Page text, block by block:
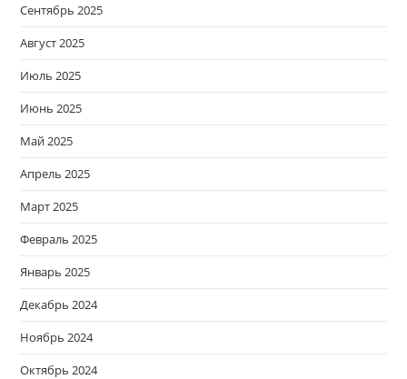
Сентябрь 2025
Август 2025
Июль 2025
Июнь 2025
Май 2025
Апрель 2025
Март 2025
Февраль 2025
Январь 2025
Декабрь 2024
Ноябрь 2024
Октябрь 2024